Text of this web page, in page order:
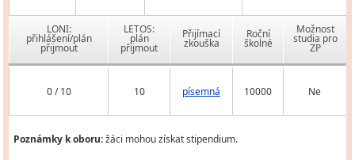
LONI:
přihlášení/plán
přijmout
LETOS:
plán
přijmout
Přijímací
zkouška
Roční
školné
Možnost
studia pro
ZP
0 / 10 10 písemná 10000 Ne
Poznámky k oboru:žáci mohou získat stipendium.